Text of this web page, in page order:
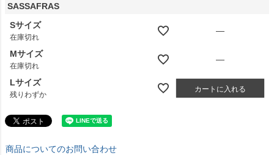
SASSAFRAS
Sサイズ
在庫切れ
—
Mサイズ
在庫切れ
—
Lサイズ
残りわずか
カートに入れる
商品についてのお問い合わせ